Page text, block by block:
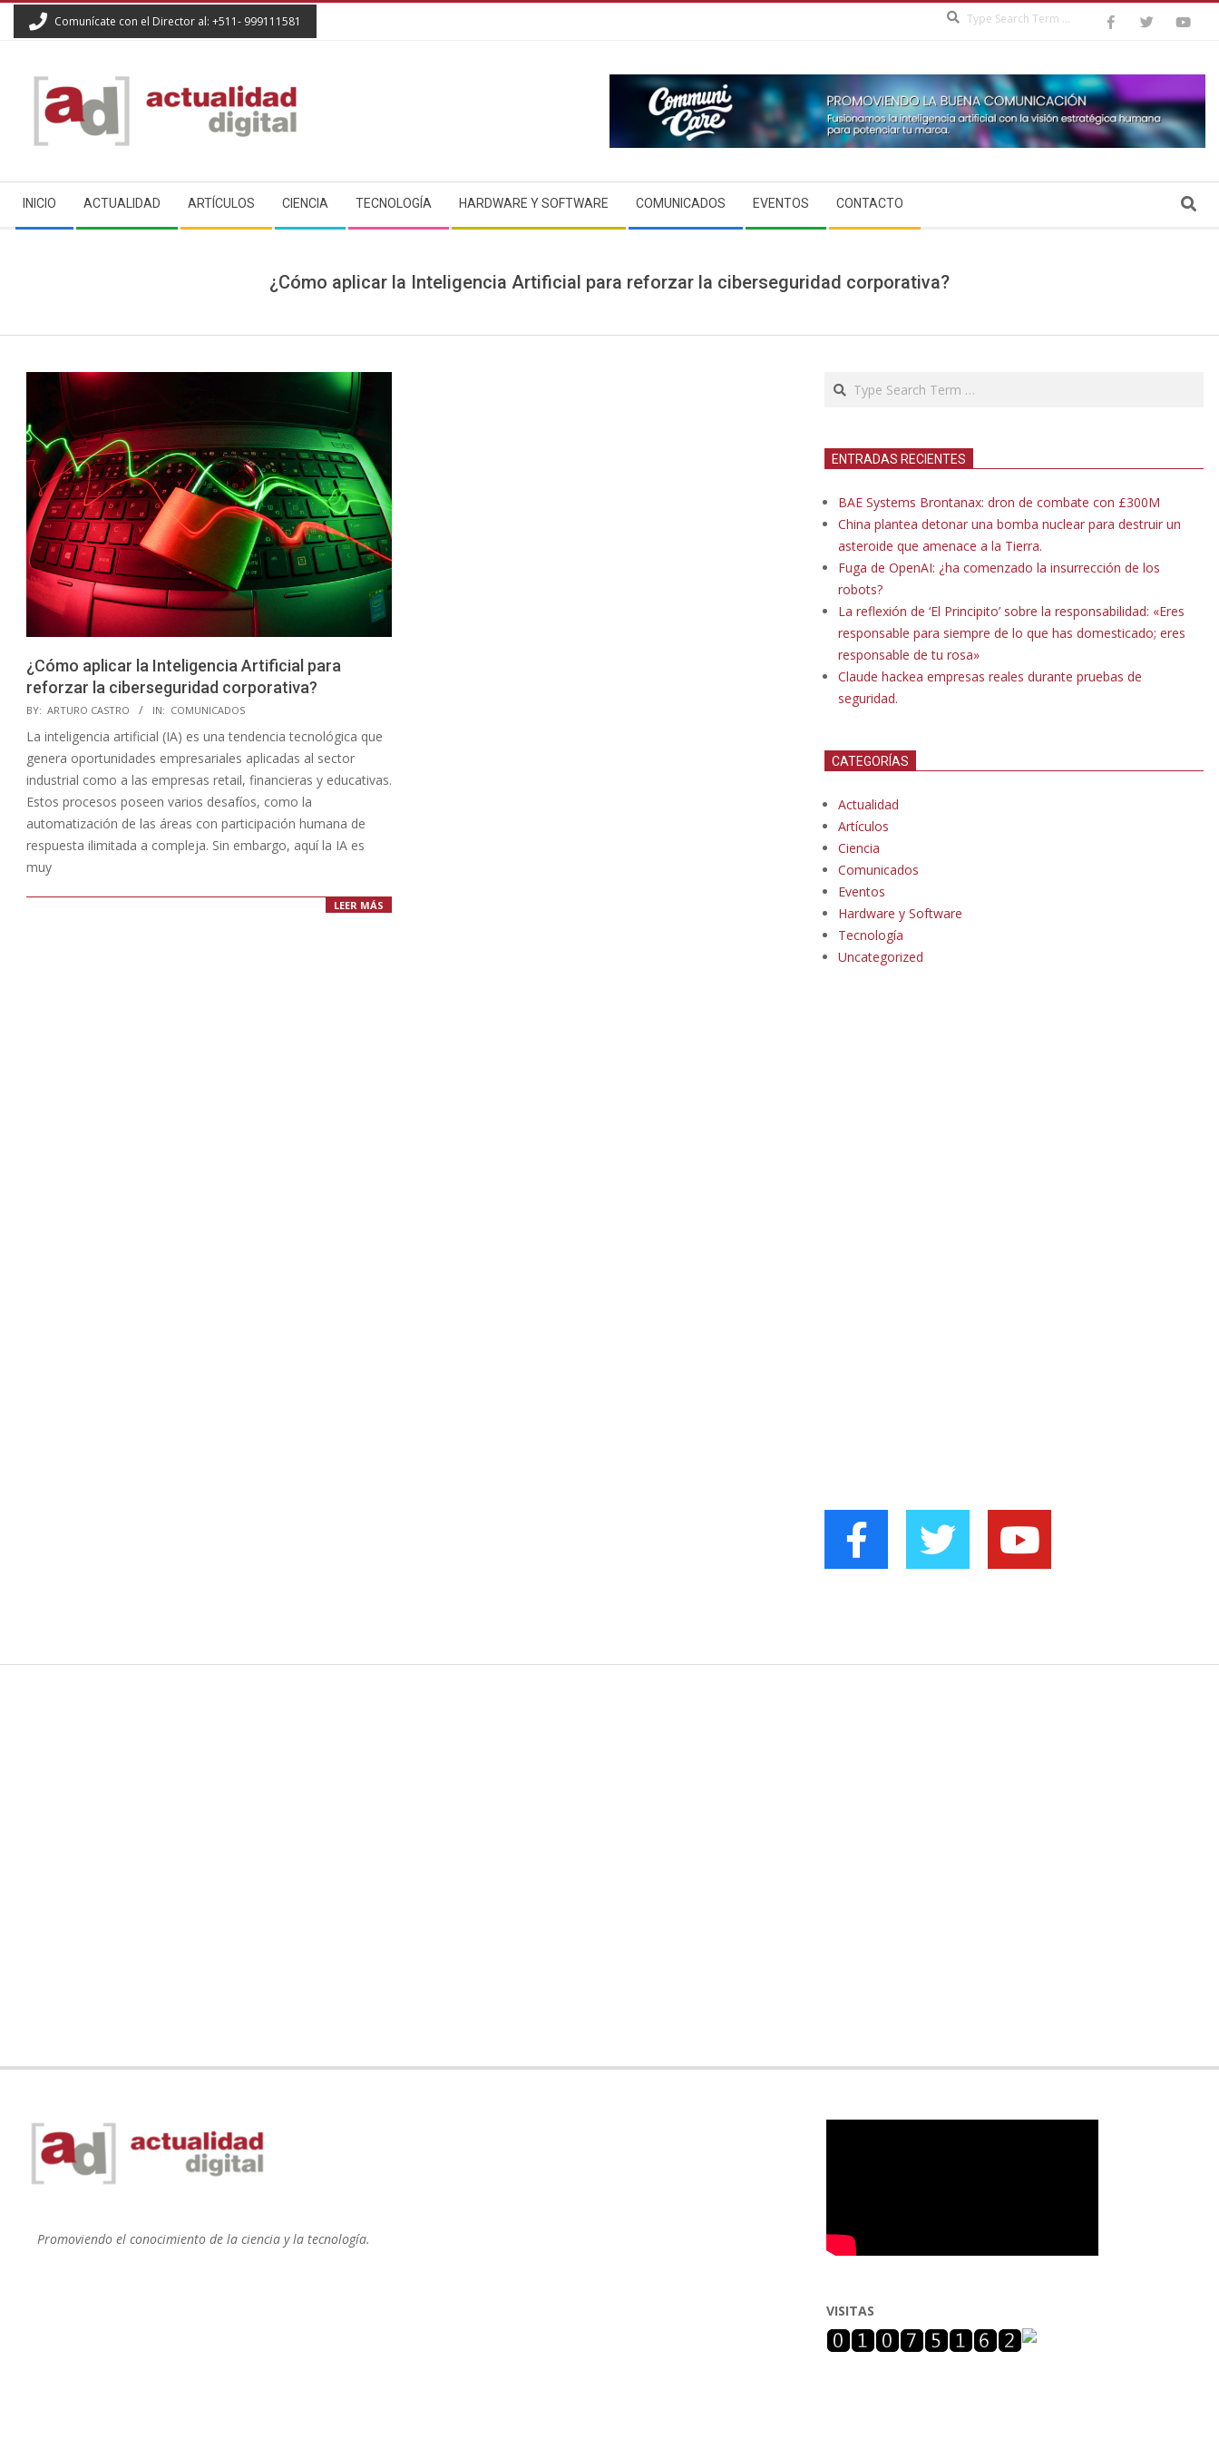
Comunícate con el Director al: +511- 999111581
ACTUALIDAD
DIGITAL
Navigation
Menu
INICIO ACTUALIDAD ARTÍCULOS CIENCIA TECNOLOGÍA HARDWARE Y SOFTWARE COMUNICADOS EVENTOS CONTACTO Search
¿Cómo aplicar la Inteligencia Artificial para reforzar la ciberseguridad corporativa?
¿Cómo aplicar la Inteligencia Artificial para
reforzar la ciberseguridad corporativa?
2023-
07-
09
BY: ARTURO CASTRO IN: COMUNICADOS
La inteligencia artificial (IA) es una tendencia tecnológica que
genera oportunidades empresariales aplicadas al sector
industrial como a las empresas retail, financieras y educativas.
Estos procesos poseen varios desafíos, como la
automatización de las áreas con participación humana de
respuesta ilimitada a compleja. Sin embargo, aquí la IA es
muy
LEER MÁS
Search
ENTRADAS RECIENTES
BAE Systems Brontanax: dron de combate con £300M
China plantea detonar una bomba nuclear para destruir un
asteroide que amenace a la Tierra.
Fuga de OpenAI: ¿ha comenzado la insurrección de los
robots?
La reflexión de ‘El Principito’ sobre la responsabilidad: «Eres
responsable para siempre de lo que has domesticado; eres
responsable de tu rosa»
Claude hackea empresas reales durante pruebas de
seguridad.
CATEGORÍAS
Actualidad
Artículos
Ciencia
Comunicados
Eventos
Hardware y Software
Tecnología
Uncategorized
Promoviendo el conocimiento de la ciencia y la tecnología.
VISITAS